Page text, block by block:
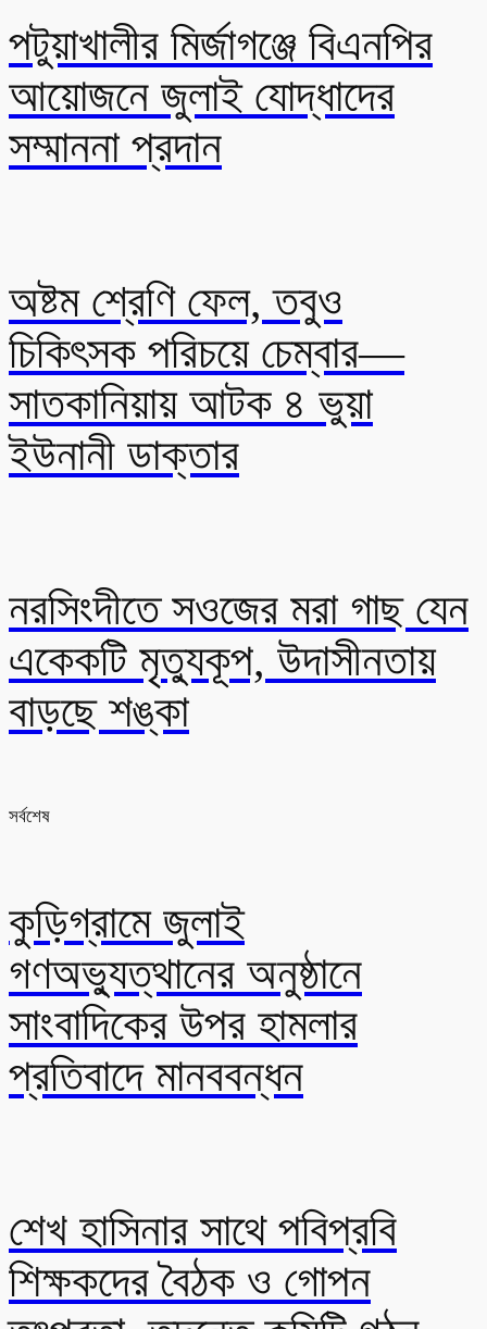
পটুয়াখালীর মির্জাগঞ্জে বিএনপির
আয়োজনে জুলাই যোদ্ধাদের
সম্মাননা প্রদান
অষ্টম শ্রেণি ফেল, তবুও
চিকিৎসক পরিচয়ে চেম্বার—
সাতকানিয়ায় আটক ৪ ভুয়া
ইউনানী ডাক্তার
নরসিংদীতে সওজের মরা গাছ যেন
একেকটি মৃত্যুকূপ, উদাসীনতায়
বাড়ছে শঙ্কা
সর্বশেষ
কুড়িগ্রামে জুলাই
গণঅভ্যুত্থানের অনুষ্ঠানে
সাংবাদিকের উপর হামলার
প্রতিবাদে মানববন্ধন
শেখ হাসিনার সাথে পবিপ্রবি
শিক্ষকদের বৈঠক ও গোপন